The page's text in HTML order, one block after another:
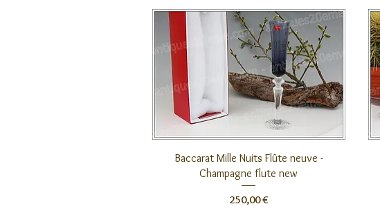
Aperçu rapide
Baccarat Mille Nuits Flûte neuve -
Champagne flute new
Prix
250,00 €